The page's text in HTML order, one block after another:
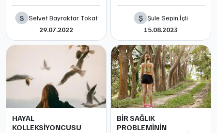
S Selvet Bayraktar Tokat
29.07.2022
Ş Şule Sepin İçli
15.08.2023
HAYAL
KOLLEKSİYONCUSU
BİR SAĞLIK
PROBLEMİNİN